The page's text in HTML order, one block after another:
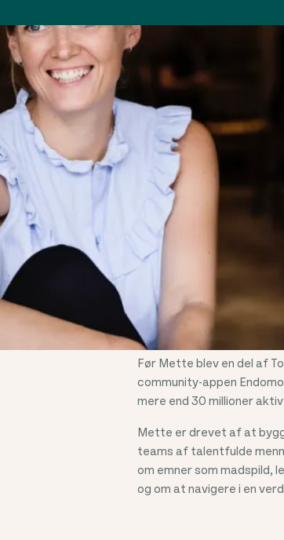
METTE
Mette står i spidsen for
mennesker og
Før Mette blev en del af
community-appen
mere end 30 millioner
Mette er drevet af at
teams af talentfulde
om emner som
og om at navigere i en